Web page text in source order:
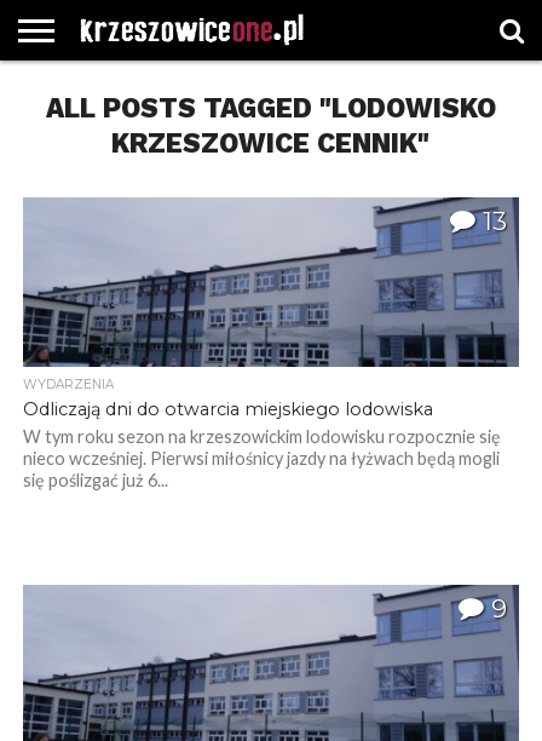
GŁÓWNA
WYBORY
SAMORZĄDOWE
WYBIERZ
KATEGORIE
ROZKŁADY
JAZDY
GREGORCZYK
WATCH
KONTAKT
ALL POSTS TAGGED "LODOWISKO
KRZESZOWICE CENNIK"
13
WYDARZENIA
Odliczają dni do otwarcia miejskiego lodowiska
W tym roku sezon na krzeszowickim lodowisku rozpocznie się
nieco wcześniej. Pierwsi miłośnicy jazdy na łyżwach będą mogli
się poślizgać już 6...
9